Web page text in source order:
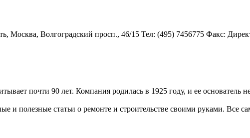
Москва, Волгоградский просп., 46/15 Teл: (495) 7456775 Факс:
почти 90 лет. Компания родилась в 1925 году, и ее основатель
и полезные статьи о ремонте и строительстве своими руками. Все